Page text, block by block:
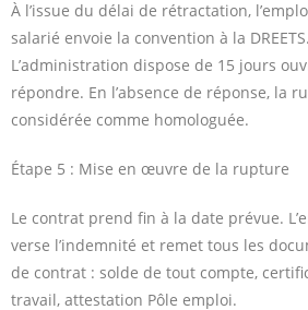
À l’issue du délai de rétractation,
salarié envoie la convention à la DREETS.
L’administration dispose de 15 jours
répondre. En l’absence de réponse, la
considérée comme homologuée.
Étape 5 : Mise en œuvre de la rupture
Le contrat prend fin à la date prévue.
verse l’indemnité et remet tous les
de contrat : solde de tout compte,
travail, attestation Pôle emploi.